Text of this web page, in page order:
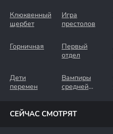
Клюквенный
щербет
Игра
престолов
Горничная
Первый
отдел
Дети
перемен
Вампиры
средней
СЕЙЧАС СМОТРЯТ